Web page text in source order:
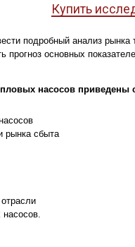
Купить
подробный анализ рынка
прогноз основных
насосов приведены
рынка сбыта
насосов.